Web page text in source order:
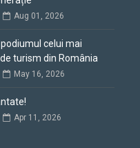
Aug 01, 2026
celui mai
turism din România
May 16, 2026
Apr 11, 2026